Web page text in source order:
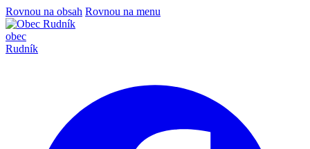
Rovnou na obsah Rovnou na menu
obec
Rudník